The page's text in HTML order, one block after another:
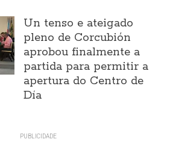
Un tenso e ateigado
pleno de Corcubión
aprobou finalmente a
partida para permitir a
apertura do Centro de
Día